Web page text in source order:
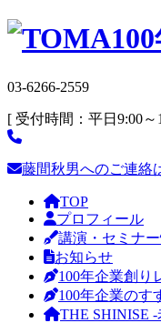
03-6266-2559
[ 受付時間：平日9:00～
藤間秋男へのご連絡
TOP
プロフィール
講演・セミナ
お知らせ
100年企業創り
100年企業のす
THE SHINISE